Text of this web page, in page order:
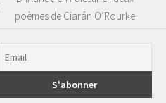
poèmes de Ciarán O’Rourke